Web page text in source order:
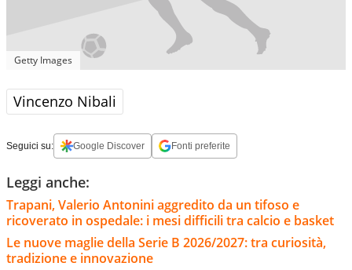
Getty Images
Vincenzo Nibali
Seguici su: Google Discover Fonti preferite
Leggi anche:
Trapani, Valerio Antonini aggredito da un tifoso e
ricoverato in ospedale: i mesi difficili tra calcio e basket
Le nuove maglie della Serie B 2026/2027: tra curiosità,
tradizione e innovazione